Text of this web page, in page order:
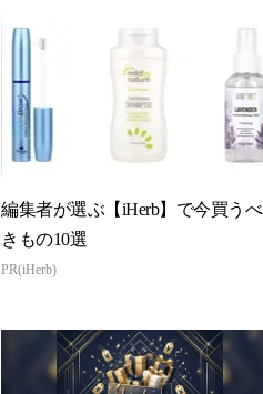
編集者が選ぶ【iHerb】で今買うべ
きもの10選
PR(iHerb)